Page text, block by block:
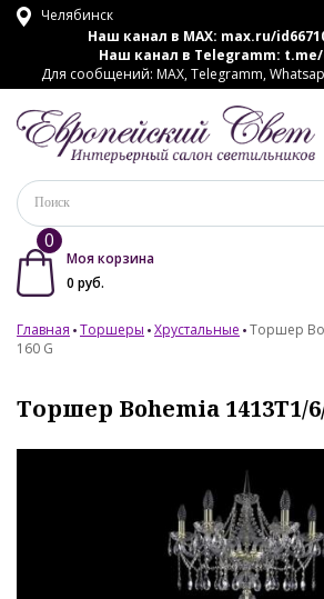
Челябинск
Наш канал в MAX: max.ru/
Наш канал в Telegramm:
Для сообщений: MAX, Telegramm,
0
Моя корзина
0 руб.
Главная Торшеры Хрустальные Торшер
160 G
Торшер Bohemia 1413T1/6/